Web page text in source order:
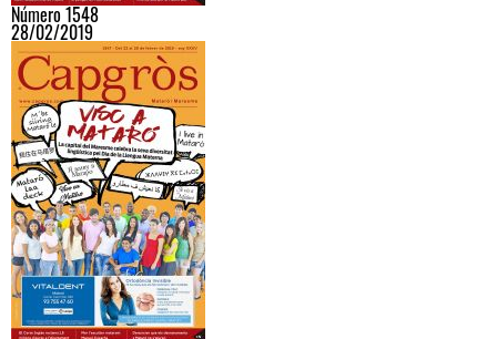
Número 1548
28/02/2019